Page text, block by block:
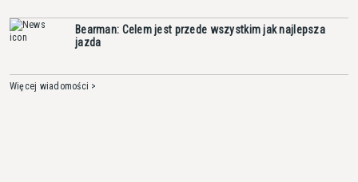
Bearman: Celem jest przede wszystkim jak najlepsza
jazda
Więcej wiadomości >